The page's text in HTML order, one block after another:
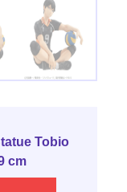
Tobio
cm